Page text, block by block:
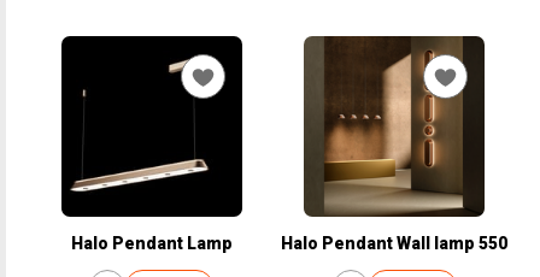
Halo Pendant Lamp Halo Pendant Wall lamp 550